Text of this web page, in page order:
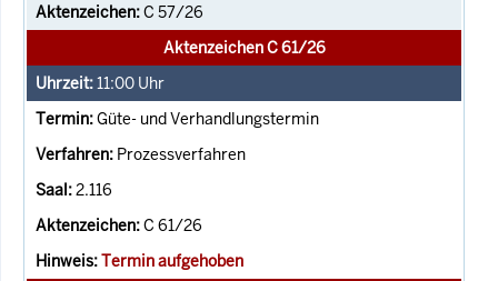
C 57/26
Aktenzeichen C 61/26
11:00 Uhr
Güte- und Verhandlungstermin
Prozessverfahren
2.116
C 61/26
Termin aufgehoben